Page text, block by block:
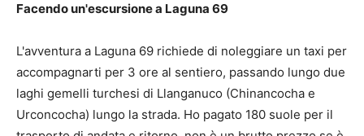
Facendo un'escursione a Laguna 69
L'avventura a Laguna 69 richiede di noleggiare un taxi per
accompagnarti per 3 ore al sentiero, passando lungo due
laghi gemelli turchesi di Llanganuco (Chinancocha e
Urconcocha) lungo la strada. Ho pagato 180 suole per il